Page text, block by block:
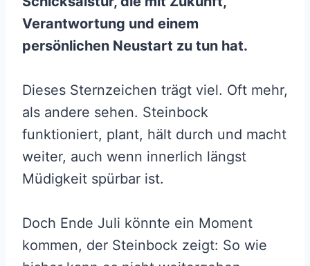
Verantwortung und einem
persönlichen Neustart zu tun hat.
Dieses Sternzeichen trägt viel. Oft mehr,
als andere sehen. Steinbock
funktioniert, plant, hält durch und macht
weiter, auch wenn innerlich längst
Müdigkeit spürbar ist.
Doch Ende Juli könnte ein Moment
kommen, der Steinbock zeigt: So wie